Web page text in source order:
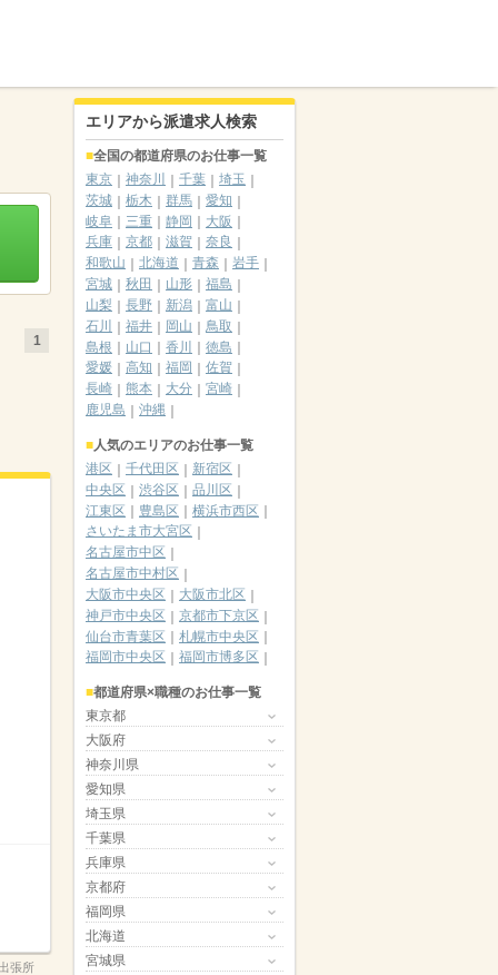
1
張所
エリアから派遣求人検索
全国の都道府県のお仕事一覧
東京
神奈川 千葉
埼玉
茨城
栃木 群馬
愛知
岐阜
三重 静岡
大阪
兵庫
京都 滋賀
奈良
和歌山
北海道 青森
岩手
宮城
秋田 山形
福島
山梨
長野 新潟
富山
石川
福井 岡山
鳥取
島根
山口 香川
徳島
愛媛
高知 福岡
佐賀
長崎
熊本 大分
宮崎
鹿児島
沖縄
人気のエリアのお仕事一覧
港区
千代田区
新宿区
中央区
渋谷区
品川区
江東区
豊島区
横浜市西区
さいたま市大宮区
名古屋市中区
名古屋市中村区
大阪市中央区
大阪市北区
神戸市中央区
京都市下京区
仙台市青葉区
札幌市中央区
福岡市中央区
福岡市博多区
都道府県×職種のお仕事一覧
東京都
大阪府
神奈川県
愛知県
埼玉県
千葉県
兵庫県
京都府
福岡県
北海道
宮城県